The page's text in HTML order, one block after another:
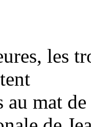
les
au mat